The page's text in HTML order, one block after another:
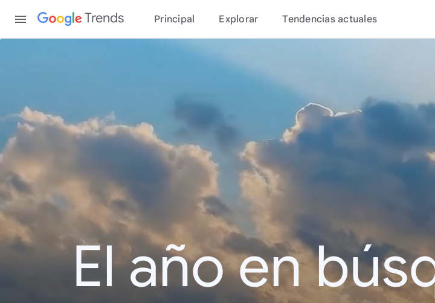
Trends Principal Explorar Tendencias actuales
El año en